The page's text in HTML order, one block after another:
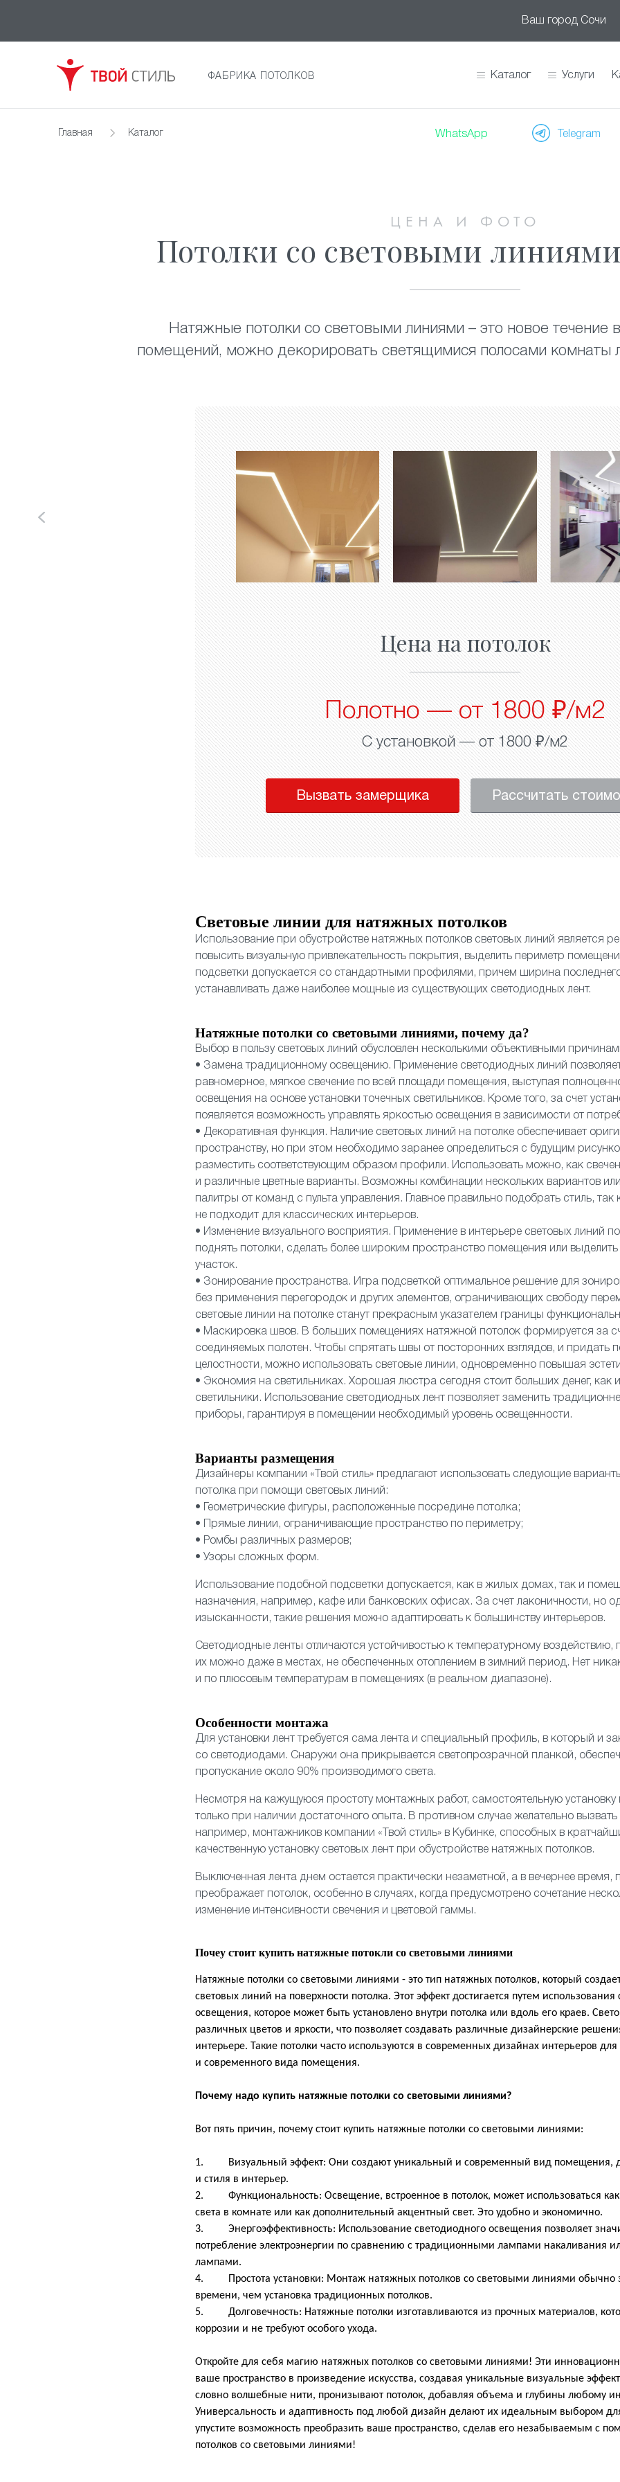
Ваш город Сочи
ФАБРИКА ПОТОЛКОВ Каталог Услуги
Главная Каталог WhatsApp Telegram
ЦЕНА И ФОТО
Потолки со световыми
Натяжные потолки со световыми линиями – это новое течение
помещений, можно декорировать светящимися полосами
Цена на потолок
Полотно — от 1800 ₽/м2
С установкой — от 1800 ₽/м2
Вызвать замерщика Рассчитать
Световые линии для натяжных потолков
Использование при обустройстве натяжных потолков световых линий является
повысить визуальную привлекательность покрытия, выделить периметр
подсветки допускается со стандартными профилями, причем ширина
устанавливать даже наиболее мощные из существующих светодиодных лент.
Натяжные потолки со световыми линиями, почему да?
Выбор в пользу световых линий обусловлен несколькими объективными
• Замена традиционному освещению. Применение светодиодных линий
равномерное, мягкое свечение по всей площади помещения, выступая
освещения на основе установки точечных светильников. Кроме того, за счет
появляется возможность управлять яркостью освещения в зависимости от
• Декоративная функция. Наличие световых линий на потолке обеспечивает
пространству, но при этом необходимо заранее определиться с будущим
разместить соответствующим образом профили. Использовать можно, как
и различные цветные варианты. Возможны комбинации нескольких вариантов
палитры от команд с пульта управления. Главное правильно подобрать стиль, так
не подходит для классических интерьеров.
• Изменение визуального восприятия. Применение в интерьере световых линий
поднять потолки, сделать более широким пространство помещения или
участок.
• Зонирование пространства. Игра подсветкой оптимальное решение для
без применения перегородок и других элементов, ограничивающих свободу
световые линии на потолке станут прекрасным указателем границы
• Маскировка швов. В больших помещениях натяжной потолок формируется за
соединяемых полотен. Чтобы спрятать швы от посторонних взглядов, и придать
целостности, можно использовать световые линии, одновременно повышая
• Экономия на светильниках. Хорошая люстра сегодня стоит больших денег, как
светильники. Использование светодиодных лент позволяет заменить
приборы, гарантируя в помещении необходимый уровень освещенности.
Варианты размещения
Дизайнеры компании «Твой стиль» предлагают использовать следующие
потолка при помощи световых линий:
• Геометрические фигуры, расположенные посредине потолка;
• Прямые линии, ограничивающие пространство по периметру;
• Ромбы различных размеров;
• Узоры сложных форм.
Использование подобной подсветки допускается, как в жилых домах, так и
назначения, например, кафе или банковских офисах. За счет лаконичности, но
изысканности, такие решения можно адаптировать к большинству интерьеров.
Светодиодные ленты отличаются устойчивостью к температурному воздействию,
их можно даже в местах, не обеспеченных отоплением в зимний период. Нет
и по плюсовым температурам в помещениях (в реальном диапазоне).
Особенности монтажа
Для установки лент требуется сама лента и специальный профиль, в который и
со светодиодами. Снаружи она прикрывается светопрозрачной планкой,
пропускание около 90% производимого света.
Несмотря на кажущуюся простоту монтажных работ, самостоятельную
только при наличии достаточного опыта. В противном случае желательно
например, монтажников компании «Твой стиль» в Кубинке, способных в
качественную установку световых лент при обустройстве натяжных потолков.
Выключенная лента днем остается практически незаметной, а в вечернее время,
преображает потолок, особенно в случаях, когда предусмотрено сочетание
изменение интенсивности свечения и цветовой гаммы.
Почеу стоит купить натяжные потокли со световыми линиями
Натяжные потолки со световыми линиями - это тип натяжных потолков, который
световых линий на поверхности потолка. Этот эффект достигается путем использования
освещения, которое может быть установлено внутри потолка или вдоль его краев.
различных цветов и яркости, что позволяет создавать различные дизайнерские
интерьере. Такие потолки часто используются в современных дизайнах интерьеров
и современного вида помещения.
Почему надо купить натяжные потолки со световыми линиями?
Вот пять причин, почему стоит купить натяжные потолки со световыми линиями:
1. Визуальный эффект: Они создают уникальный и современный вид помещения,
и стиля в интерьер.
2. Функциональность: Освещение, встроенное в потолок, может использоваться как
света в комнате или как дополнительный акцентный свет. Это удобно и экономично.
3. Энергоэффективность: Использование светодиодного освещения позволяет
потребление электроэнергии по сравнению с традиционными лампами накаливания
лампами.
4. Простота установки: Монтаж натяжных потолков со световыми линиями обычно
времени, чем установка традиционных потолков.
5. Долговечность: Натяжные потолки изготавливаются из прочных материалов,
коррозии и не требуют особого ухода.
Откройте для себя магию натяжных потолков со световыми линиями! Эти
ваше пространство в произведение искусства, создавая уникальные визуальные
словно волшебные нити, пронизывают потолок, добавляя объема и глубины любому
Универсальность и адаптивность под любой дизайн делают их идеальным выбором
упустите возможность преобразить ваше пространство, сделав его незабываемым с
потолков со световыми линиями!